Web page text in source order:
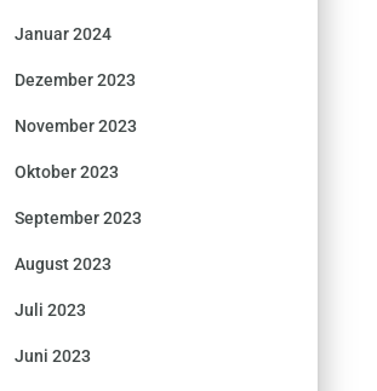
Januar 2024
Dezember 2023
November 2023
Oktober 2023
September 2023
August 2023
Juli 2023
Juni 2023